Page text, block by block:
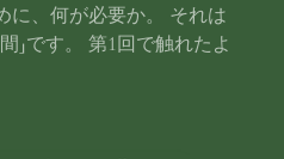
に、何が必要か。 それは
」です。 第1回で触れたよ